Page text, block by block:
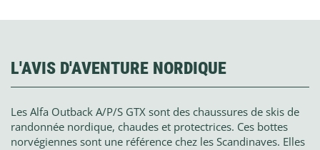
L'AVIS D'AVENTURE NORDIQUE
Les Alfa Outback A/P/S GTX sont des chaussures de skis de
randonnée nordique, chaudes et protectrices. Ces bottes
norvégiennes sont une référence chez les Scandinaves. Elles